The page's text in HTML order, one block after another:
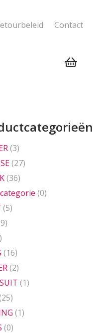
Contact
(3)
(27)
(36)
(0)
(5)
(16)
(2)
(1)
(1)
(0)